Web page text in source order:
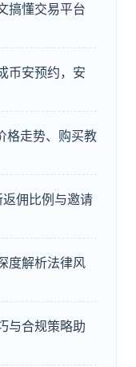
搞懂交易平台
币安预约，安
格走势、购买教
佣比例与邀请
度解析法律风
与合规策略助